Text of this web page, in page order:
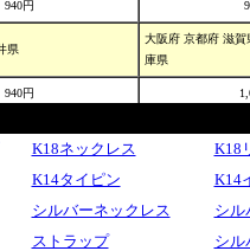
K18ネックレス
K18
K14タイピン
K14
シルバーネックレス
シル
ストラップ
シル